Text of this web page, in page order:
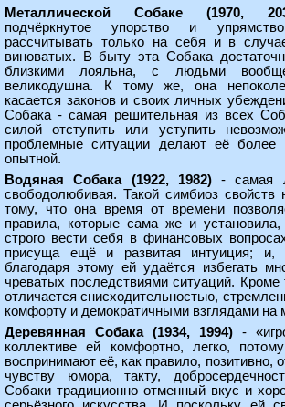
Металлической Собаке (1970,
подчёркнутое упорство и
рассчитывать только на себя и в
виноватых. В быту эта Собака
близкими лояльна, с людьми
великодушна. К тому же, она
касается законов и своих личных
Собака - самая решительная из всех
силой отступить или уступить
проблемные ситуации делают её более
опытной.
Водяная Собака (1922, 1982)- самая
свободолюбивая. Такой симбиоз свойств
тому, что она время от времени
правила, которые сама же и
строго вести себя в финансовых
присуща ещё и развитая интуиция; и,
благодаря этому ей удаётся избегать
чреватых последствиями ситуаций. Кроме
отличается снисходительностью,
комфорту и демократичными взглядами на
Деревянная Собака (1934, 1994) -
коллективе ей комфортно, легко,
воспринимают её, как правило, позитивно,
чувству юмора, такту,
Собаки традиционно отменный вкус и